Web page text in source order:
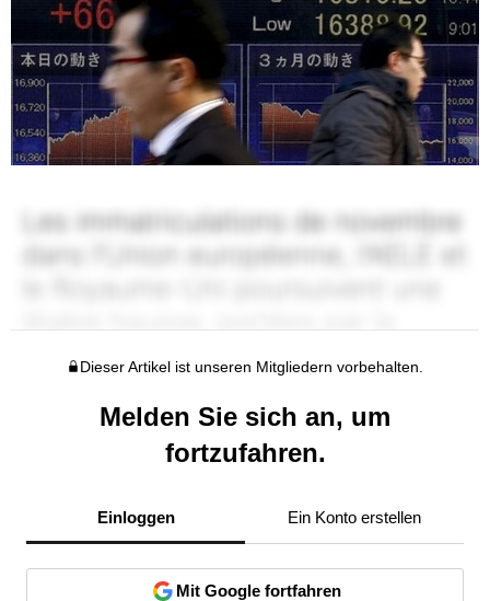
Dieser Artikel ist unseren Mitgliedern vorbehalten.
Melden Sie sich an, um
fortzufahren.
Einloggen Ein Konto erstellen
Mit Google fortfahren